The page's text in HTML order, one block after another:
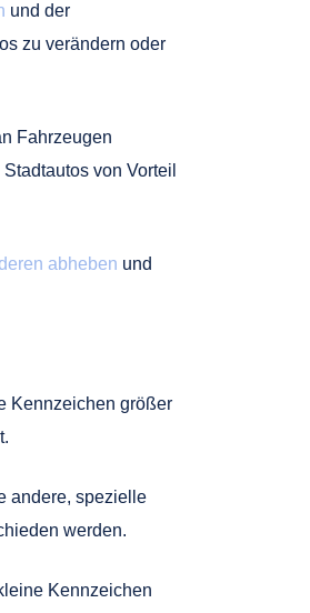
und der
zu verändern oder
Fahrzeugen
von Vorteil
abheben und
Kennzeichen größer
andere, spezielle
werden.
Kennzeichen